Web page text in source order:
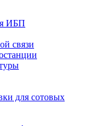
ИБП
связи
для сотовых